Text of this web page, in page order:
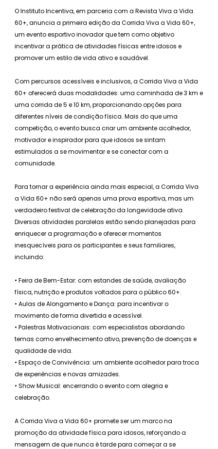
O Instituto Incentiva, em parceria com a Revista Viva a Vida
60+, anuncia a primeira edição da Corrida Viva a Vida 60+,
um evento esportivo inovador que tem como objetivo
incentivar a prática de atividades físicas entre idosos e
promover um estilo de vida ativo e saudável.
Com percursos acessíveis e inclusivos, a Corrida Viva a Vida
60+ oferecerá duas modalidades: uma caminhada de 3 km e
uma corrida de 5 e 10 km, proporcionando opções para
diferentes níveis de condição física. Mais do que uma
competição, o evento busca criar um ambiente acolhedor,
motivador e inspirador para que idosos se sintam
estimulados a se movimentar e se conectar com a
comunidade.
Para tornar a experiência ainda mais especial, a Corrida Viva
a Vida 60+ não será apenas uma prova esportiva, mas um
verdadeiro festival de celebração da longevidade ativa.
Diversas atividades paralelas estão sendo planejadas para
enriquecer a programação e oferecer momentos
inesquecíveis para os participantes e seus familiares,
incluindo:
• Feira de Bem-Estar: com estandes de saúde, avaliação
física, nutrição e produtos voltados para o público 60+.
• Aulas de Alongamento e Dança: para incentivar o
movimento de forma divertida e acessível.
• Palestras Motivacionais: com especialistas abordando
temas como envelhecimento ativo, prevenção de doenças e
qualidade de vida.
• Espaço de Convivência: um ambiente acolhedor para troca
de experiências e novas amizades.
• Show Musical: encerrando o evento com alegria e
celebração.
A Corrida Viva a Vida 60+ promete ser um marco na
promoção da atividade física para idosos, reforçando a
mensagem de que nunca é tarde para começar a se